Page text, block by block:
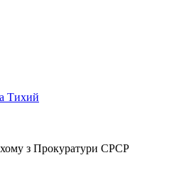
Тихий
з Прокуратури СРСР